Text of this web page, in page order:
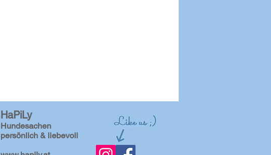
HaPiLy
Hundesachen
persönlich & liebevoll